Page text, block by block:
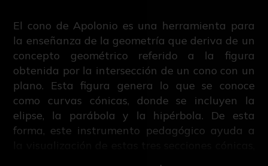
El cono de Apolonio es una herramienta para
la enseñanza de la geometría que deriva de un
concepto geométrico referido a la figura
obtenida por la intersección de un cono con un
plano. Esta figura genera lo que se conoce
como curvas cónicas, donde se incluyen la
elipse, la parábola y la hipérbola. De esta
forma, este instrumento pedagógico ayuda a